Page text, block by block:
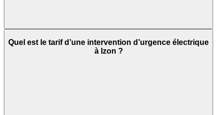
Quel est le tarif d’une intervention d’urgence électrique
à Izon ?